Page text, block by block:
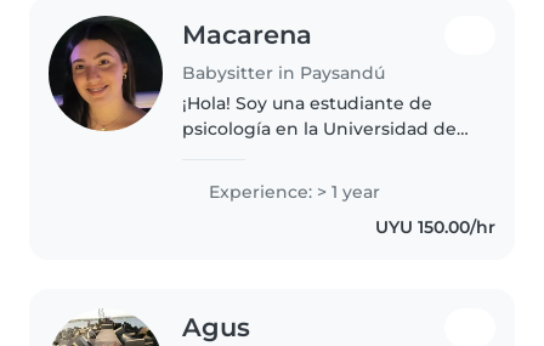
Macarena
Babysitter in Paysandú
¡Hola! Soy una estudiante de
psicología en la Universidad de
experiencia en el cuidado de
niños. Me encanta trabajar con
niños en edad preescolar y
Experience: > 1 year
UYU 150.00/hr
Agus